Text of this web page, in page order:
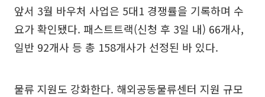
앞서 3월 바우처 사업은 5대1 경쟁률을 기록하며 수
요가 확인됐다. 패스트트랙(신청 후 3일 내) 66개사,
일반 92개사 등 총 158개사가 선정된 바 있다.
물류 지원도 강화한다. 해외공동물류센터 지원 규모